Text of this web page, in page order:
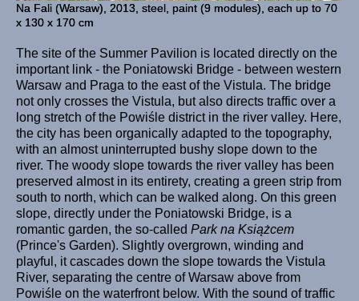
Na Fali (Warsaw), 2013, steel, paint (9 modules), each up to 70
x 130 x 170 cm
The site of the Summer Pavilion is located directly on the
important link - the Poniatowski Bridge - between western
Warsaw and Praga to the east of the Vistula. The bridge
not only crosses the Vistula, but also directs traffic over a
long stretch of the Powiśle district in the river valley. Here,
the city has been organically adapted to the topography,
with an almost uninterrupted bushy slope down to the
river. The woody slope towards the river valley has been
preserved almost in its entirety, creating a green strip from
south to north, which can be walked along. On this green
slope, directly under the Poniatowski Bridge, is a
romantic garden, the so-called Park na Książcem
(Prince's Garden). Slightly overgrown, winding and
playful, it cascades down the slope towards the Vistula
River, separating the centre of Warsaw above from
Powiśle on the waterfront below. With the sound of traffic